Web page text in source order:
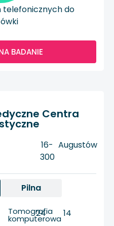
telefonicznych do
BADANIE
Centra
16-
300
Augustów
Pilna
Tomografia
komputerowa
24 14